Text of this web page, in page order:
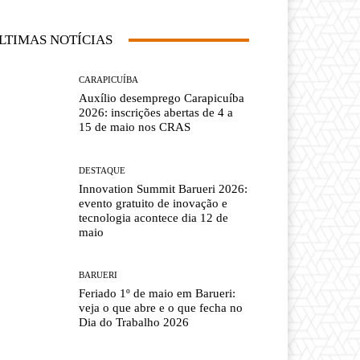
NOTÍCIAS
CARAPICUÍBA
Auxílio desemprego Carapicuíba
2026: inscrições abertas de 4 a
15 de maio nos CRAS
DESTAQUE
Innovation Summit Barueri 2026:
evento gratuito de inovação e
tecnologia acontece dia 12 de
maio
BARUERI
Feriado 1º de maio em Barueri:
veja o que abre e o que fecha no
Dia do Trabalho 2026